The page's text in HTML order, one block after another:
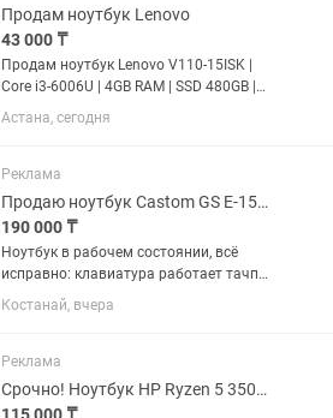
Продам ноутбук Lenovo
43 000 ₸
Продам ноутбук Lenovo V110-15ISK |
Core i3-6006U | 4GB RAM | SSD 480GB |
15.6" HD | в хорошем рабочем
состоянии. Характеристики: • Модель:
HD • Процессор:...
Астана, сегодня
Реклама
Продаю ноутбук Castom GS E-157D
190 000 ₸
Ноутбук в рабочем состоянии, всё
исправно: клавиатура работает тачпад
работает экран без повреждений есть
подсветка клавиатуры есть сканер
зарядном кабеле немного...
Костанай, вчера
Реклама
Срочно! Ноутбук HP Ryzen 5 3500U по хорошей цене